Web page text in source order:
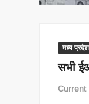
मध्य प्रदेश
सभी
Current